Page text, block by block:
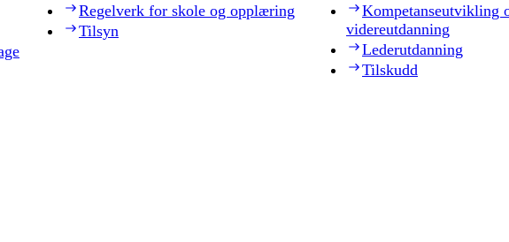
Regelverk for skole og opplæring
Tilsyn
Kompetanseutvikling
videreutdanning
Lederutdanning
Tilskudd